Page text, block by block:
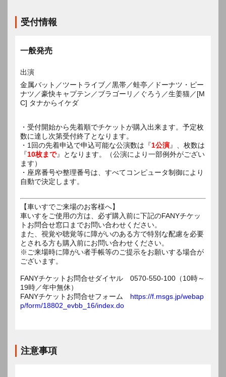
受付情報
一般発売
出演
金属バット／ツートライブ／黒帯／蛙亭／ドーナツ・ピー
ナツ／豪快キャプテン／ブラゴーリ／ぐろう／生姜猫／[M
C] タナからイケダ
・受付開始から先着順でチケットが購入出来ます。予定枚
数に達し次第受付終了となります。
・1回の先着申込で申込可能な公演数は『1公演』、枚数は
『10枚まで』となります。（公演により一部例外がござい
ます）
・座席番号や整理番号は、すべてコンピュータ制御により
自動で決定します。
【車いすでご来場のお客様へ】
車いすをご使用の方は、必ず購入前に下記のFANYチケッ
トお問合せ窓口までお問い合わせください。
また、視覚や聴覚等に障がいのある方で特別な配慮を必要
とされる方も購入前にお問い合わせください。
※ご来場時に障がい者手帳等のご提示をお願いする場合が
ございます。
FANYチケットお問合せダイヤル 0570-550-100（10時～
19時／年中無休）
FANYチケットお問合せフォーム https://f.msgs.jp/webap
p/form/18802_evbb_16/index.do
注意事項